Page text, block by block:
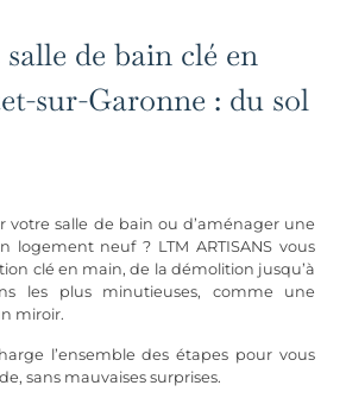
de bain clé en
sur-Garonne : du sol
votre salle de bain ou d’aménager une
logement neuf ? LTM ARTISANS vous
clé en main, de la démolition jusqu’à
les plus minutieuses, comme une
miroir.
l’ensemble des étapes pour vous
sans mauvaises surprises.